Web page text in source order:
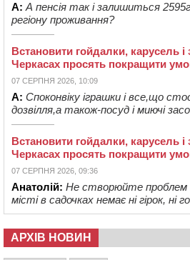
А: А пенсія так і залишиться
регіону проживання?
Встановити гойдалки, карусель і
Черкасах просять покращити
07 СЕРПНЯ 2026, 10:09
А: Споконвіку іграшки і все,що
дозвілля,а також-посуд і миючі
Встановити гойдалки, карусель і
Черкасах просять покращити
07 СЕРПНЯ 2026, 09:36
Анатолій: Не створюйте проблем
місті в садочках немає ні гірок, ні
АРХІВ НОВИН